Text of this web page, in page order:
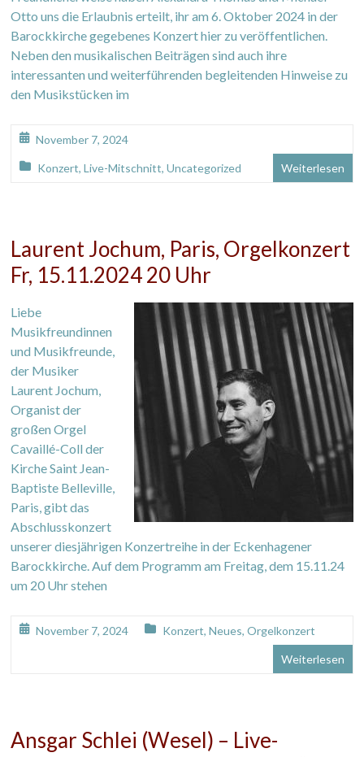
Otto uns die Erlaubnis erteilt, ihr am 6. Oktober 2024 in der
Barockkirche gegebenes Konzert hier zu veröffentlichen.
Neben den musikalischen Beiträgen sind auch ihre
interessanten und weiterführenden begleitenden Hinweise zu
den Musikstücken im
November 7, 2024
Konzert,Live-Mitschnitt,Uncategorized Weiterlesen
Laurent Jochum, Paris, Orgelkonzert
Fr, 15.11.2024 20 Uhr
Liebe
Musikfreundinnen
und Musikfreunde,
der Musiker
Laurent Jochum,
Organist der
großen Orgel
Cavaillé-Coll der
Kirche Saint Jean-
Baptiste Belleville,
Paris, gibt das
Abschlusskonzert
unserer diesjährigen Konzertreihe in der Eckenhagener
Barockkirche. Auf dem Programm am Freitag, dem 15.11.24
um 20 Uhr stehen
November 7, 2024 Konzert,Neues,Orgelkonzert
Weiterlesen
Ansgar Schlei (Wesel) – Live-